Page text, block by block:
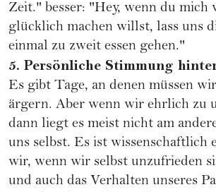
Zeit." besser: "Hey, wenn du mich
glücklich machen willst, lass uns
einmal zu zweit essen gehen."
5. Persönliche Stimmung
Es gibt Tage, an denen müssen
ärgern. Aber wenn wir ehrlich zu
dann liegt es meist nicht am
uns selbst. Es ist wissenschaftlich
wir, wenn wir selbst unzufrieden
und auch das Verhalten unseres